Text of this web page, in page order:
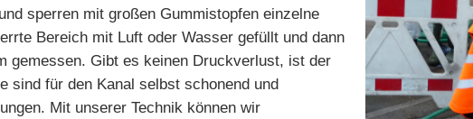
sperren mit großen Gummistopfen einzelne
Bereich mit Luft oder Wasser gefüllt und dann
gemessen. Gibt es keinen Druckverlust, ist der
sind für den Kanal selbst schonend und
Mit unserer Technik können wir